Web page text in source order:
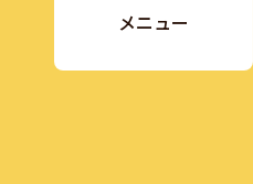
メニュー